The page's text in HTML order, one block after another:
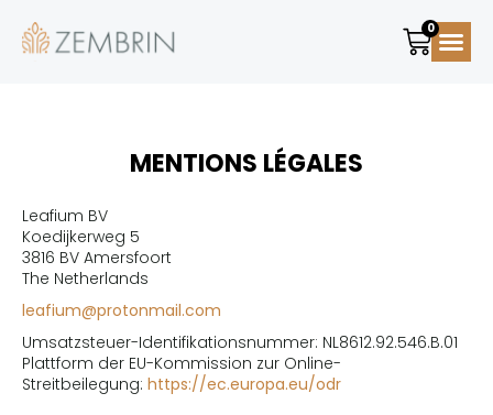
0
MENTIONS LÉGALES
Leafium BV
Koedijkerweg 5
3816 BV Amersfoort
The Netherlands
leafium@protonmail.com
Umsatzsteuer-Identifikationsnummer: NL8612.92.546.B.01
Plattform der EU-Kommission zur Online-
Streitbeilegung: https://ec.europa.eu/odr